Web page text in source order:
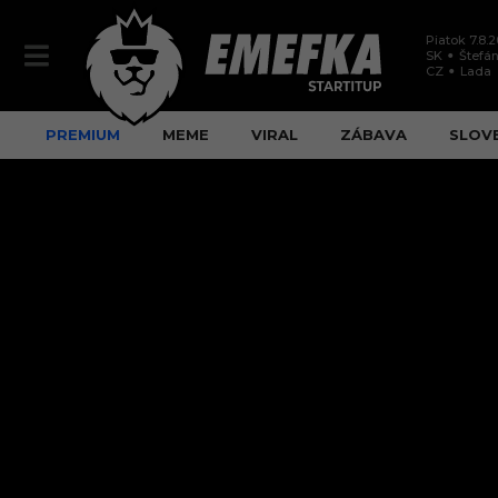
Piatok
SK
CZ
Lada
PREMIUM MEME VIRAL ZÁBAVA